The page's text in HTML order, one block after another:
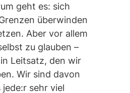
geht es: sich
überwinden
Aber vor allem
zu glauben –
Leitsatz, den wir
Wir sind davon
sehr viel